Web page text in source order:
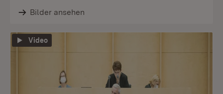
Bilder ansehen
Video